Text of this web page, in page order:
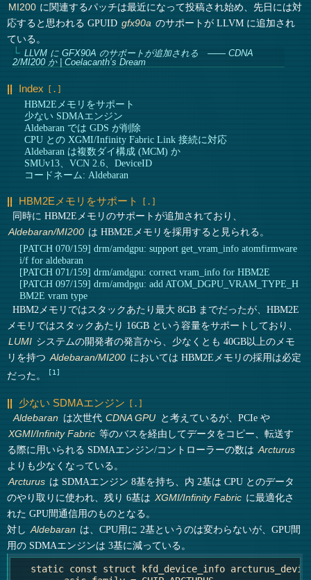
MI200 に関連するパッチは最近になって投稿され始め、先日には対
応すると思われる GPUID gfx90a のサポートが LLVM に追加され
ている。
LLVM に GFX90A のサポートが追加される ―― CDNA
2/MI200 か | Coelacanth’s Dream
Index
HBM2Eメモリをサポート
少ない SDMAエンジン
Aldebaran では GDS が削除
CPU との XGMI/Infinity Fabric Link 接続に対応
Aldebaran は複数ダイ構成 (MCM) か
SMUv13、VCN 2.6、DeviceID
コードネーム: Aldebaran
HBM2Eメモリをサポート
同時に HBM2Eメモリのサポートが追加されており、
Aldebaran/MI200 は HBM2Eメモリを採用すると見られる。
[PATCH 070/159] drm/amdgpu: support get_vram_info atomfirmware
i/f for aldebaran
[PATCH 071/159] drm/amdgpu: correct vram_info for HBM2E
[PATCH 097/159] drm/amdpgu: add ATOM_DGPU_VRAM_TYPE_H
BM2E vram type
HBM2メモリではスタックあたり最大 8GB までだったが、HBM2E
メモリではスタックあたり 16GB という容量をサポートしており、
LUMI システムの開発者の発言から、少なくとも 40GB以上のメモ
リを持つ Aldebaran/MI200 においては HBM2Eメモリの採用は必定
だった。
1
少ない SDMAエンジン
Aldebaran は次世代 CDNA GPU と考えているが、PCIe や
XGMI/Infinity Fabric 等のバスを経由してデータをコピー、転送す
る際に用いられる SDMAエンジン/コントローラーの数は Arcturus
よりも少なくなっている。
Arcturus は SDMAエンジン 8基を持ち、内 2基は CPU とのデータ
のやり取りに使われ、残り 6基は XGMI/Infinity Fabric に最適化さ
れた GPU間通信用のものとなる。
対し Aldebaran は、CPU用に 2基というのは変わらないが、GPU間
用の SDMAエンジンは 3基に減っている。
static const struct kfd_device_info